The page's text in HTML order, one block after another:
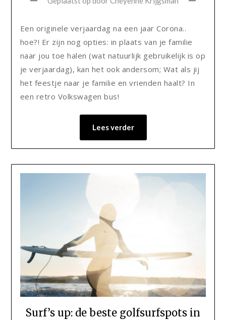
Een originele verjaardag na een jaar Corona..
hoe?! Er zijn nog opties: in plaats van je familie
naar jou toe halen (wat natuurlijk gebruikelijk is op
je verjaardag), kan het ook andersom; Wat als jij
het feestje naar je familie en vrienden haalt? In
een retro Volkswagen bus!
Lees verder
Surf’s up: de beste golfsurfspots in